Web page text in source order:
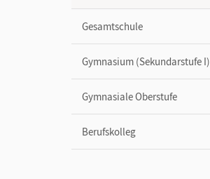
Gesamtschule
Gymnasium (Sekundarstufe I)
Gymnasiale Oberstufe
Berufskolleg